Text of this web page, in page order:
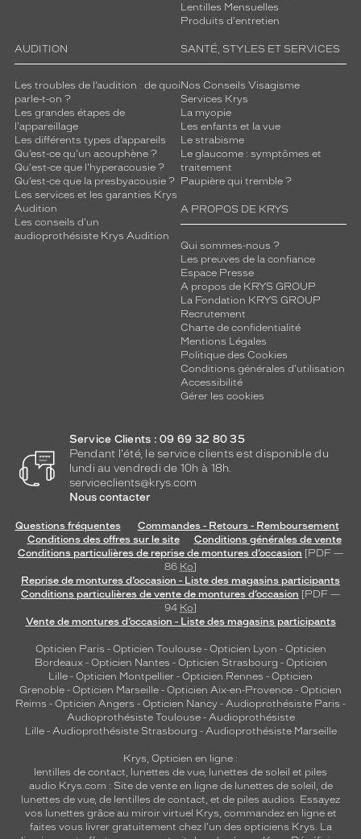
Lentilles Mensuelles
Produits d'entretien
AUDITION
Les troubles de l’audition : de quoi
parle-t-on ?
Les grandes étapes de
l'appareillage
Les différents types d’appareils
Qu’est-ce qu'un acouphène ?
Qu'est-ce que l'hyperacousie ?
Qu’est-ce que la presbyacousie ?
Les services et les garanties Krys
Audition
Les conseils d'un
audioprothésiste Krys Audition
SANTÉ, STYLES ET SERVICES
Nos Conseils Visagisme
Services Krys
La myopie
Les enfants et la vue
Le strabisme
Le glaucome : symptômes et
traitement
Paupière qui tremble ?
A PROPOS DE KRYS
Qui sommes-nous ?
Les preuves de la confiance
Espace Presse
A propos de KRYS GROUP
La Fondation KRYS GROUP
Recrutement
Charte de confidentialité
Mentions Légales
Politique des Cookies
Conditions générales d'utilisation
Accessibilité
Gérer les cookies
Service Clients : 09 69 32 80 35
Pendant l'été, le service clients est disponible du
lundi au vendredi de 10h à 18h.
serviceclients@krys.com
Nous contacter
Questions fréquentes
Commandes - Retours - Remboursement
Conditions des offres sur le site
Conditions générales de vente
Conditions particulières de reprise de montures d’occasion [PDF —
86 Ko]
Reprise de montures d’occasion - Liste des magasins participants
Conditions particulières de vente de montures d’occasion [PDF —
94 Ko]
Vente de montures d’occasion - Liste des magasins participants
Opticien Paris - Opticien Toulouse- Opticien Lyon - Opticien
Bordeaux- Opticien Nantes - Opticien Strasbourg - Opticien
Lille - Opticien Montpellier - Opticien Rennes - Opticien
Grenoble - Opticien Marseille - Opticien Aix-en-Provence - Opticien
Reims - Opticien Angers - Opticien Nancy - Audioprothésiste Paris -
Audioprothésiste Toulouse- Audioprothésiste
Lille- Audioprothésiste Strasbourg - Audioprothésiste Marseille
Krys, Opticien en ligne :
lentilles de contact, lunettes de vue, lunettes de soleil et piles
audio Krys.com : Site de vente en ligne de lunettes de soleil, de
lunettes de vue, de lentilles de contact, et de piles audios. Essayez
vos lunettes grâce au miroir virtuel Krys, commandez en ligne et
faites vous livrer gratuitement chez l'un des opticiens Krys. La